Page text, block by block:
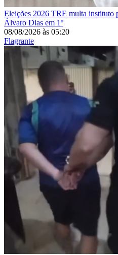
Eleições 2026 TRE multa instituto
Álvaro Dias em 1º
08/08/2026 às 05:20
Flagrante